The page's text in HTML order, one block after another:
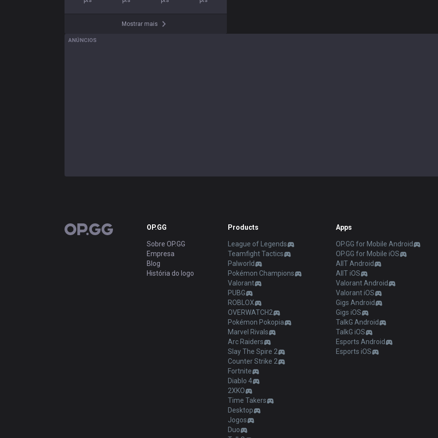
Mostrar mais
ANÚNCIOS
OP.GG OP.GG
Sobre OP.GG
Empresa
Blog
História do logo
Products
League of Legends
Teamfight Tactics
Palworld
Pokémon Champions
Valorant
PUBG
ROBLOX
OVERWATCH2
Pokémon Pokopia
Marvel Rivals
Arc Raiders
Slay The Spire 2
Counter Strike 2
Fortnite
Diablo 4
2XKO
Time Takers
Desktop
Jogos
Duo
Apps
OP.GG for Mobile Android
OP.GG for Mobile iOS
AllT Android
AllT iOS
Valorant Android
Valorant iOS
Gigs Android
Gigs iOS
TalkG Android
TalkG iOS
Esports Android
Esports iOS